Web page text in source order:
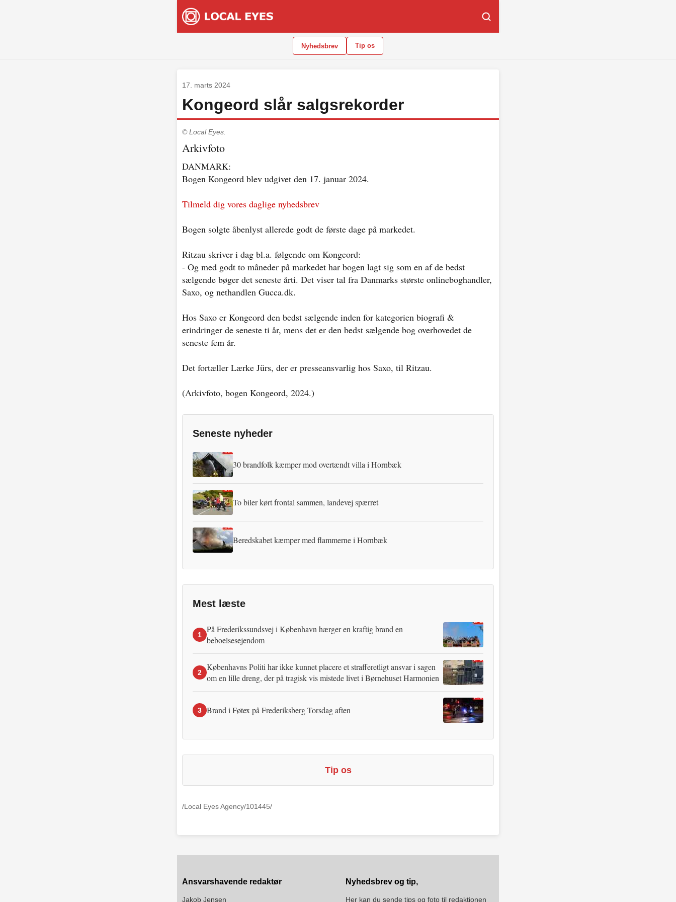
Nyhedsbrev Tip os
17. marts 2024
Kongeord slår salgsrekorder
© Local Eyes.
Arkivfoto
DANMARK:
Bogen Kongeord blev udgivet den 17. januar 2024.
Tilmeld dig vores daglige nyhedsbrev
Bogen solgte åbenlyst allerede godt de første dage på markedet.
Ritzau skriver i dag bl.a. følgende om Kongeord:
- Og med godt to måneder på markedet har bogen lagt sig som en af de bedst
sælgende bøger det seneste årti. Det viser tal fra Danmarks største onlineboghandler,
Saxo, og nethandlen Gucca.dk.
Hos Saxo er Kongeord den bedst sælgende inden for kategorien biografi &
erindringer de seneste ti år, mens det er den bedst sælgende bog overhovedet de
seneste fem år.
Det fortæller Lærke Jürs, der er presseansvarlig hos Saxo, til Ritzau.
(Arkivfoto, bogen Kongeord, 2024.)
Seneste nyheder
30 brandfolk kæmper mod overtændt villa i Hornbæk
To biler kørt frontal sammen, landevej spærret
Beredskabet kæmper med flammerne i Hornbæk
Mest læste
1
På Frederikssundsvej i København hærger en kraftig brand en
beboelsesejendom
2
Københavns Politi har ikke kunnet placere et strafferetligt ansvar i sagen
om en lille dreng, der på tragisk vis mistede livet i Børnehuset Harmonien
3 Brand i Føtex på Frederiksberg Torsdag aften
Tip os
/Local Eyes Agency/101445/
Ansvarshavende redaktør
Jakob Jensen
Nyhedsbrev og tip,
Her kan du sende tips og foto til redaktionen